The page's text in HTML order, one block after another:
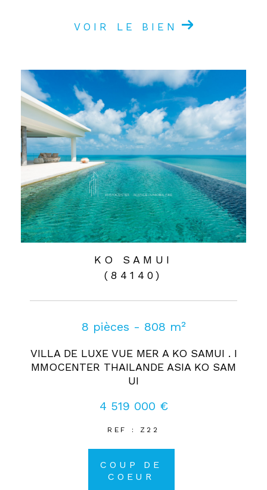
VOIR LE BIEN
KO SAMUI
(84140)
8 pièces - 808 m²
VILLA DE LUXE VUE MER A KO SAMUI . I
MMOCENTER THAILANDE ASIA KO SAM
UI
4 519 000 €
REF : Z22
COUP DE
COEUR